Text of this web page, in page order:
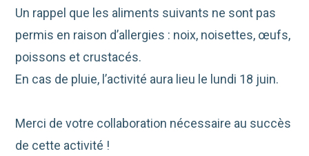
Un rappel que les aliments suivants ne sont pas
permis en raison d’allergies : noix, noisettes, œufs,
poissons et crustacés.
En cas de pluie, l’activité aura lieu le lundi 18 juin.
Merci de votre collaboration nécessaire au succès
de cette activité !